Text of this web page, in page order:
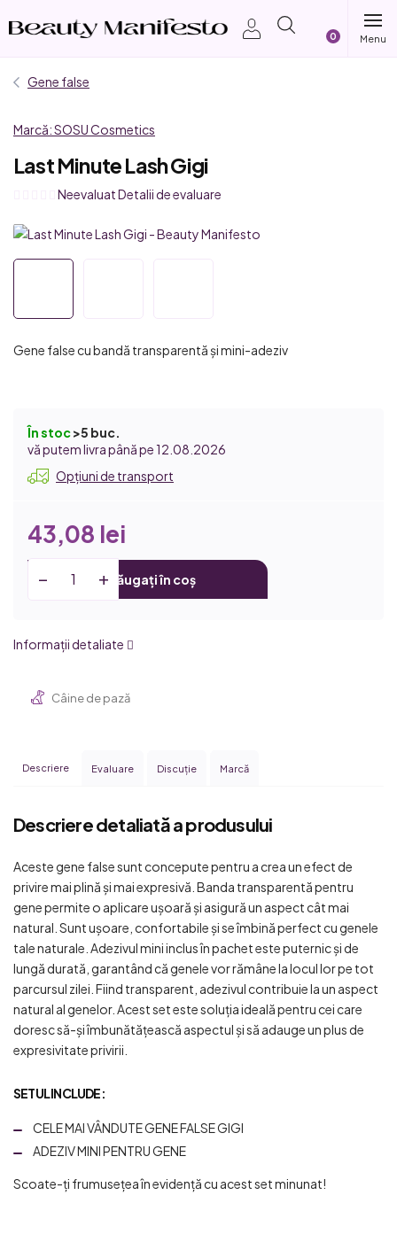
Gene false
Marcă:SOSU Cosmetics
Last Minute Lash Gigi
Evaluarea
a
din
stele.
NeevaluatDetalii de evaluare
Gene false cu bandă transparentă și mini-adeziv
În stoc>5 buc.
12.08.2026
Opțiuni de transport
43,08 lei
Adăugați în coș
Informaţii detaliate
Câine de pază
Descriere Evaluare Discuţie Marcă
Descriere detaliată a produsului
Aceste gene false sunt concepute pentru a crea un efect de
privire mai plină și mai expresivă. Banda transparentă pentru
gene permite o aplicare ușoară și asigură un aspect cât mai
natural. Sunt ușoare, confortabile și se îmbină perfect cu genele
tale naturale. Adezivul mini inclus în pachet este puternic și de
lungă durată, garantând că genele vor rămâne la locul lor pe tot
parcursul zilei. Fiind transparent, adezivul contribuie la un aspect
natural al genelor. Acest set este soluția ideală pentru cei care
doresc să-și îmbunătățească aspectul și să adauge un plus de
expresivitate privirii.
SETUL INCLUDE:
CELE MAI VÂNDUTE GENE FALSE GIGI
ADEZIV MINI PENTRU GENE
Scoate-ți frumusețea în evidență cu acest set minunat!